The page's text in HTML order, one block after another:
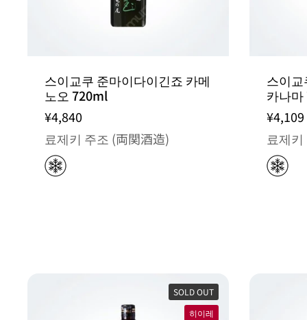
스이교쿠 준마이다이긴죠 카메
노오 720ml
¥4,840
료제키 주조 (両関酒造)
스이
카나
¥4,109
료제
SOLD OUT
히이레